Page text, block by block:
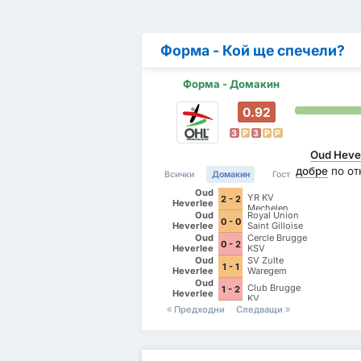
Форма - Кой ще спечели?
Форма - Домакин
0.92
З P З P P
Всички Домакин Гост
Oud
Heverlee
Leuven
2 - 2
YR KV
Mechelen
Oud
Heverlee
Leuven
0 - 0
Royal Union
Saint Gilloise
Oud
Heverlee
Leuven
0 - 2
Cercle Brugge
KSV
Oud
Heverlee
Leuven
1 - 1
SV Zulte
Waregem
Oud
Heverlee
1 - 2
Club Brugge
KV
Предходни
Следващи
Oud
добрепо